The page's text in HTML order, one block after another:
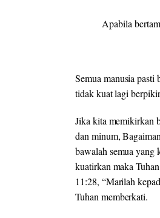
Apabila
Semua manusia
tidak kuat lagi
Jika kita memikirkan
dan minum,
bawalah semua yang
kuatirkan maka
11:28, “Marilah
Tuhan memberkati.